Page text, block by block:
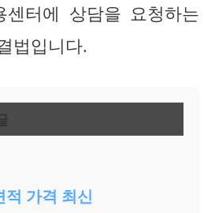
센터에 상담을 요청하는
법입니다.
적 가격 최신